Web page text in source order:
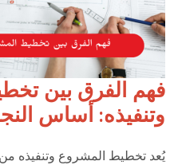
فهم الفرق بين
وتنفيذه: أساس
يُعد تخطيط المشروع وتنفيذه من